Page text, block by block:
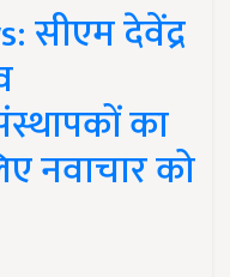
सीएम देवेंद्र
का
नवाचार को